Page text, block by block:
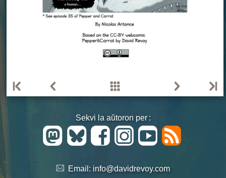
Sekvi la aŭtoron per :
Email: info@davidrevoy.com